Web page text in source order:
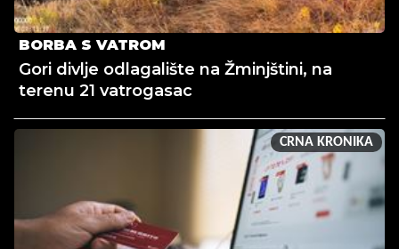
BORBA S VATROM
Gori divlje odlagalište na Žminjštini, na
terenu 21 vatrogasac
CRNA KRONIKA